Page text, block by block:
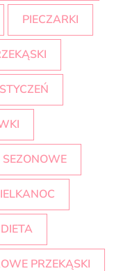
PIECZARKI
STYCZEŃ
PRZEKĄSKI